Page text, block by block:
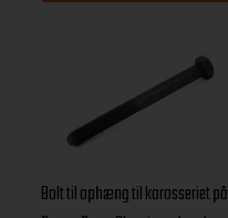
Bolt til ophæng til karosseriet på